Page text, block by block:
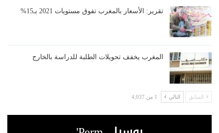
تقرير: الأسعار بالمغرب تفوق مستويات 2021 بـ15%
المغرب يخفف تحويلات الطلبة للدراسة بالخارج
السابق التالي 1 من 4,037